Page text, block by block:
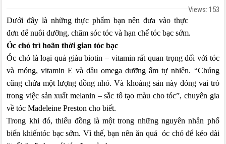
Views: 153
Dưới đây là những thực phẩm bạn nên đưa vào thực
đơn để nuôi dưỡng, chăm sóc tóc và hạn chế tóc bạc sớm.
Óc chó trì hoãn thời gian tóc bạc
Óc chó là loại quả giàu biotin – vitamin rất quan trọng đối với tóc
và móng, vitamin E và dầu omega dưỡng ẩm tự nhiên. “Chúng
cũng chứa một lượng đồng nhỏ. Và khoáng sản này đóng vai trò
trong việc sản xuất melanin – sắc tố tạo màu cho tóc”, chuyên gia
về tóc Madeleine Preston cho biết.
Trong khi đó, thiếu đồng là một trong những nguyên nhân phổ
biến khiếntóc bạc sớm. Vì thế, bạn nên ăn quả óc chó để kéo dài